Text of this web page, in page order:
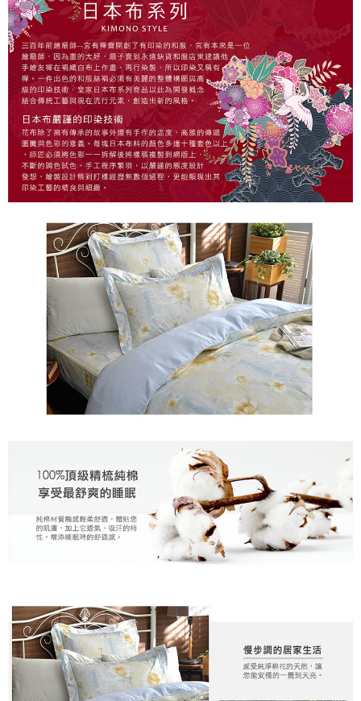
恩沛科技股份有限公司將有權停止該用戶之使用額度並採取法律行動。